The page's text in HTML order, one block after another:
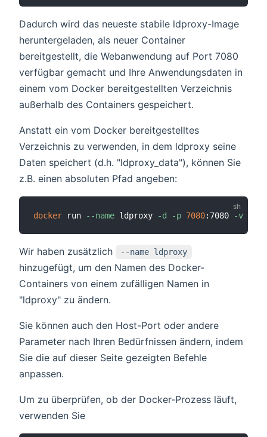
Dadurch wird das neueste stabile ldproxy-Image
heruntergeladen, als neuer Container
bereitgestellt, die Webanwendung auf Port 7080
verfügbar gemacht und Ihre Anwendungsdaten in
einem vom Docker bereitgestellten Verzeichnis
außerhalb des Containers gespeichert.
Anstatt ein vom Docker bereitgestelltes
Verzeichnis zu verwenden, in dem ldproxy seine
Daten speichert (d.h. "ldproxy_data"), können Sie
z.B. einen absoluten Pfad angeben:
docker run --name ldproxy -d -p 7080:7080 -v
Wir haben zusätzlich --name ldproxy
hinzugefügt, um den Namen des Docker-
Containers von einem zufälligen Namen in
"ldproxy" zu ändern.
Sie können auch den Host-Port oder andere
Parameter nach Ihren Bedürfnissen ändern, indem
Sie die auf dieser Seite gezeigten Befehle
anpassen.
Um zu überprüfen, ob der Docker-Prozess läuft,
verwenden Sie